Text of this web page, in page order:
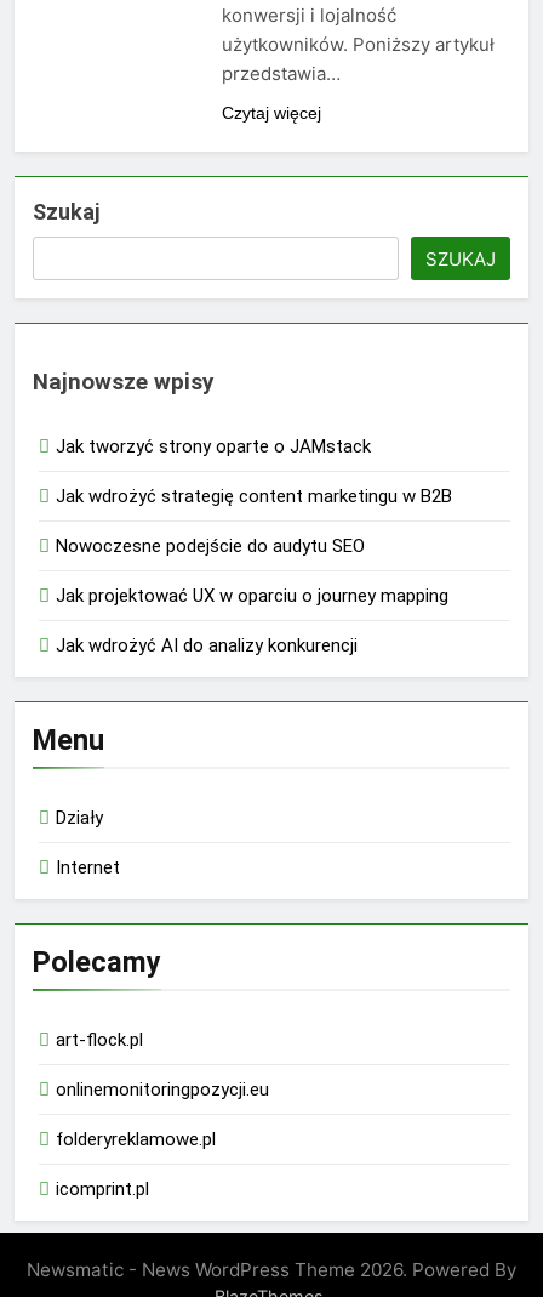
konwersji i lojalność
użytkowników. Poniższy artykuł
przedstawia…
Czytaj więcej
Szukaj
SZUKAJ
Najnowsze wpisy
Jak tworzyć strony oparte o JAMstack
Jak wdrożyć strategię content marketingu w B2B
Nowoczesne podejście do audytu SEO
Jak projektować UX w oparciu o journey mapping
Jak wdrożyć AI do analizy konkurencji
Menu
Działy
Internet
Polecamy
art-flock.pl
onlinemonitoringpozycji.eu
folderyreklamowe.pl
icomprint.pl
Newsmatic - News WordPress Theme 2026. Powered By